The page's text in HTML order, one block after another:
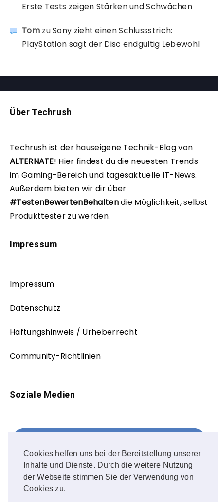
Cookies helfen uns bei der Bereitstellung unserer
Inhalte und Dienste. Durch die weitere Nutzung
der Webseite stimmen Sie der Verwendung von
Cookies zu.
Erste Tests zeigen Stärken und Schwächen
TomzuSony zieht einen Schlussstrich:
PlayStation sagt der Disc endgültig Lebewohl
Über Techrush
Techrush ist der hauseigene Technik-Blog von
ALTERNATE! Hier findest du die neuesten Trends
im Gaming-Bereich und tagesaktuelle IT-News.
Außerdem bieten wir dir über
#TestenBewertenBehaltendie Möglichkeit, selbst
Produkttester zu werden.
Impressum
Impressum
Datenschutz
Haftungshinweis / Urheberrecht
Community-Richtlinien
Soziale Medien
FOLLOW ME!
Instagram
OUR PHOTOS!